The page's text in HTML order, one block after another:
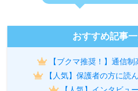
おすすめ記事
【ブクマ推奨！】通信
【人気】保護者の方に読